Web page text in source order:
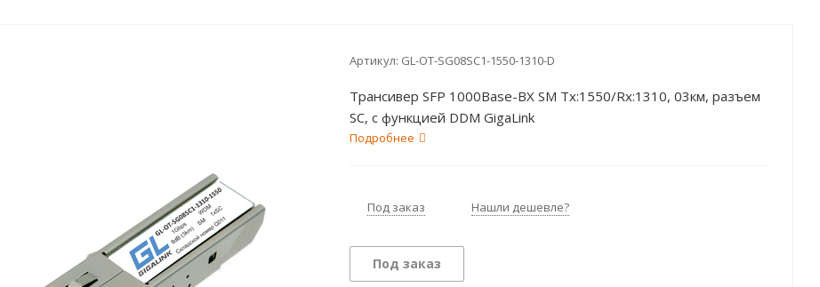
Артикул: GL-OT-SG08SC1-1550-1310-D
Трансивер SFP 1000Base-BX SM Tx:1550/Rx:1310, 03км, разъем
SC, с функцией DDM GigaLink
Подробнее
Под заказ Нашли дешевле?
Под заказ